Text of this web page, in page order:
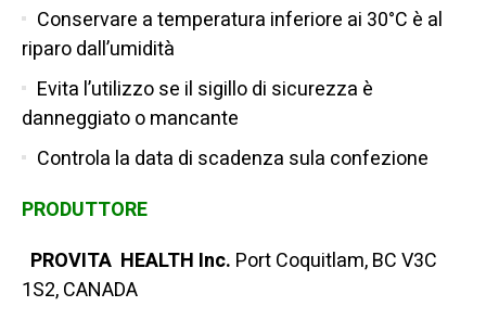
Conservare a temperatura inferiore ai 30°C è al
riparo dall’umidità
Evita l’utilizzo se il sigillo di sicurezza è
danneggiato o mancante
Controla la data di scadenza sula confezione
PRODUTTORE
PROVITA HEALTH Inc. Port Coquitlam, BC V3C
1S2, CANADA